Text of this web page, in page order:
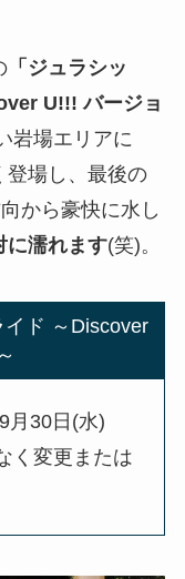
「ジュラシッ
U!!! バージョ
岩場エリアに
登場し、最後の
から豪快に水し
に濡れます(笑)。
ド ～Discover
月30日(水)
く変更または